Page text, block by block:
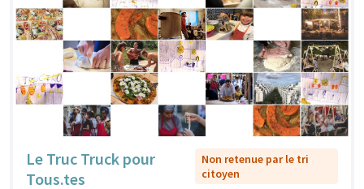
Le Truc Truck pour
Tous.tes
Non retenue par le tri
citoyen